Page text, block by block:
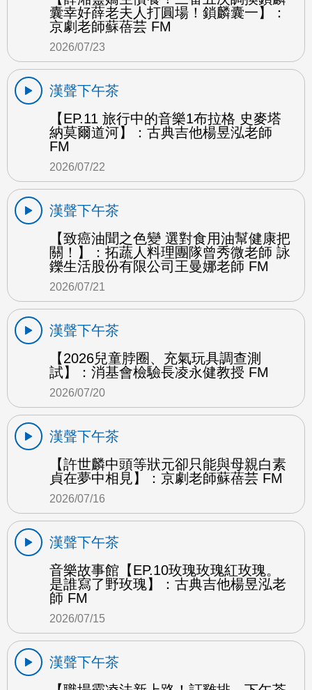
囊幸好薛老夫人打圓場！鎖麟囊一】：
京劇老師蘇蓓芸 FM
2026/07/23
漢聲下午茶
【EP.11 旅行中的音樂1布拉格 史麥塔
納莫爾道河】：古典吉他楊昱泓老師
FM
2026/07/22
漢聲下午茶
【致癌油聞之色變 選對食用油幫健康把
關！】：拓蔬人料理團隊曾秀微老師 詠
鑠生活股份有限公司王曼娜老師 FM
2026/07/21
漢聲下午茶
【2026兒童脖圈、充氣玩具調查測
試】：消基會檢驗長凌永健教授 FM
2026/07/20
漢聲下午茶
【許世麟中頭等狀元卻只能與母親白素
貞在夢中相見】：京劇老師蘇蓓芸 FM
2026/07/16
漢聲下午茶
音樂故事館【EP.10玫瑰玫瑰紅玫瑰。
是誰寫了野玫瑰】：古典吉他楊昱泓老
師 FM
2026/07/15
漢聲下午茶